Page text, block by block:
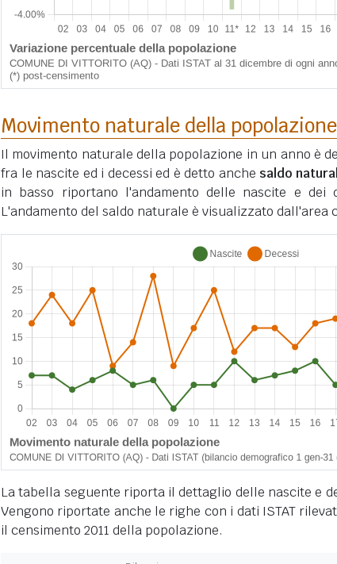
Movimento naturale della popolazione
Il movimento naturale della popolazione in un anno è
fra le nascite ed i decessi ed è detto anche saldo
in basso riportano l'andamento delle nascite e dei
L'andamento del saldo naturale è visualizzato dall'area
La tabella seguente riporta il dettaglio delle nascite e
Vengono riportate anche le righe con i dati ISTAT
il censimento 2011 della popolazione.